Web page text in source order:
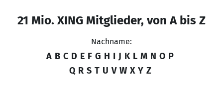
21 Mio. XING Mitglieder, von A bis Z
Nachname:
A B C D E F G H I J K L M N O P
Q R S T U V W X Y Z